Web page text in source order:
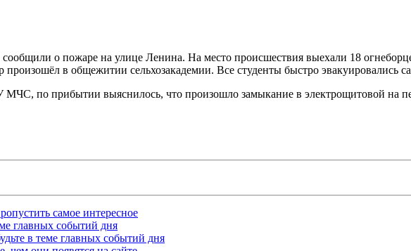
о пожаре на улице Ленина. На место происшествия выехали 18
произошёл в общежитии сельхозакадемии. Все студенты быстро эвакуировались
по прибытии выяснилось, что произошло замыкание в электрощитовой на
самое интересное
главных событий дня
в теме главных событий дня